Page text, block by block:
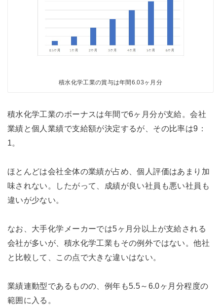
積水化学工業の賞与は年間6.03ヶ月分
積水化学工業のボーナスは年間で6ヶ月分が支給。会社
業績と個人業績で支給額が決定するが、その比率は9：
1。
ほとんどは会社全体の業績が占め、個人評価はあまり加
味されない。したがって、成績が良い社員も悪い社員も
違いが少ない。
なお、大手化学メーカーでは5ヶ月分以上が支給される
会社が多いが、積水化学工業もその例外ではない。他社
と比較して、この点で大きな違いはない。
業績連動型であるものの、例年も5.5～6.0ヶ月分程度の
範囲に入る。